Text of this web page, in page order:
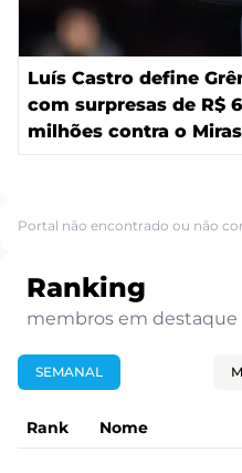
Luís Castro define
com surpresas de R$ 6
milhões contra o
Portal não encontrado ou não
Ranking
membros em destaque
SEMANAL
Rank Nome